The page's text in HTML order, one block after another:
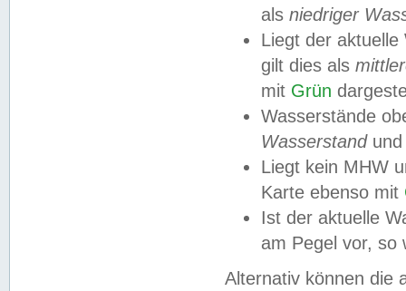
als niedriger
Liegt der
gilt dies als
mit Grün
Wasserstände
Wasserstandund
Liegt kein MHW
Karte ebenso mit
Ist der aktuelle
am Pegel vor,
Alternativ können die